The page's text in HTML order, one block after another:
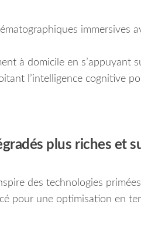
immersives
à domicile en s’appuyant
l’intelligence cognitive
plus riches et
des technologies
pour une optimisation en